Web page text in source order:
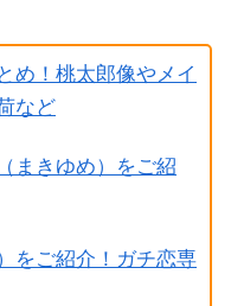
め！桃太郎像やメイ
など
まきゆめ）をご紹
をご紹介！ガチ恋専